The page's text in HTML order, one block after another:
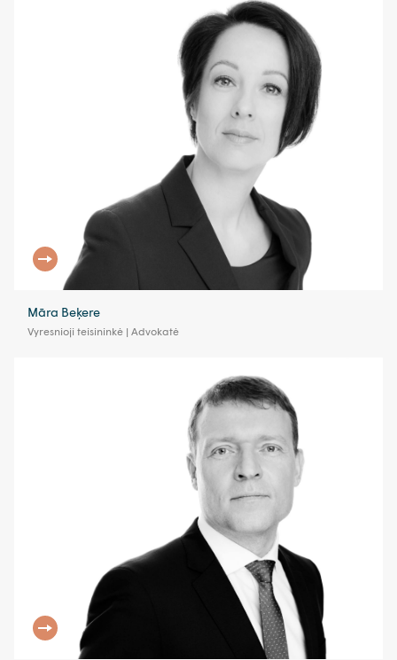
Māra Beķere
Vyresnioji teisininkė | Advokatė